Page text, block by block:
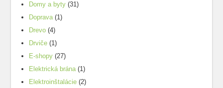
Domy a byty (31)
Doprava(1)
Drevo (4)
Drviče (1)
E-shopy (27)
Elektrická brána(1)
Elektroinštalácie (2)